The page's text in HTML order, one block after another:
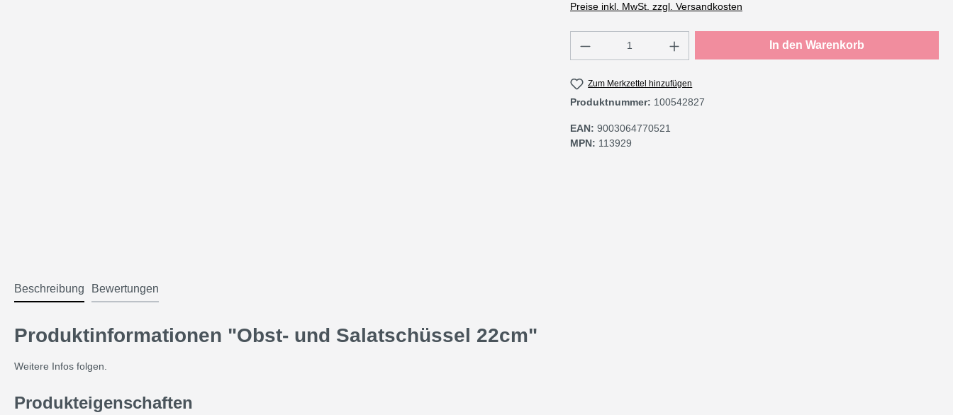
Preise inkl. MwSt. zzgl. Versandkosten
Produkt Anzahl: Gib den gewünschten Wert ein
In den Warenkorb
Zum Merkzettel hinzufügen
Produktnummer: 100542827
EAN: 9003064770521
MPN: 113929
Beschreibung Bewertungen
Produktinformationen "Obst- und Salatschüssel 22cm"
Weitere Infos folgen.
Produkteigenschaften